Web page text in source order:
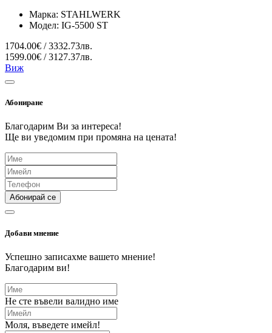
Марка: STAHLWERK
Модел: IG-5500 ST
1704.00€ / 3332.73лв.
1599.00€ / 3127.37лв.
Виж
Абониране
Благодарим Ви за интереса!
Ще ви уведомим при промяна на цената!
Абонирай се
Добави мнение
Успешно записахме вашето мнение!
Благодарим ви!
Не сте въвели валидно име
Моля, въведете имейл!